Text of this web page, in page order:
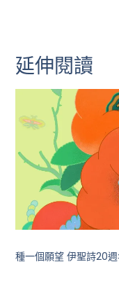
延伸閱讀
種一個願望 伊聖詩20